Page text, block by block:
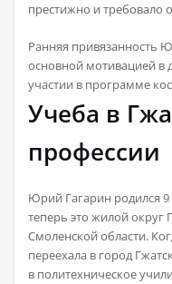
престижно и требовало
Ранняя привязанность
основной мотивацией
участии в программе
Учеба в
профессии
Юрий Гагарин родился 9
теперь это жилой округ
Смоленской области.
переехала в город
в политехническое